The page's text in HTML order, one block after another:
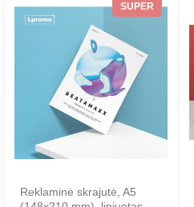
SUPER
Reklaminė skrajutė, A5